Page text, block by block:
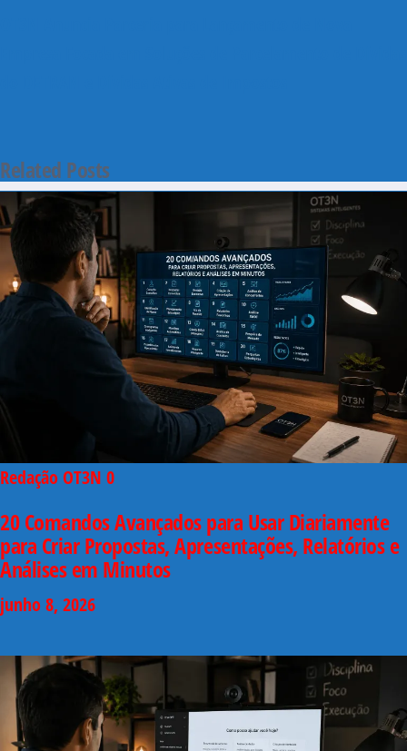
Related Posts
Redação OT3N 0
20 Comandos Avançados para Usar Diariamente
para Criar Propostas, Apresentações, Relatórios e
Análises em Minutos
junho 8, 2026